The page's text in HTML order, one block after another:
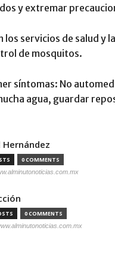
y extremar
los servicios de salud y
de mosquitos.
síntomas: No
agua, guardar
Hernández
0 COMMENTS
0 COMMENTS